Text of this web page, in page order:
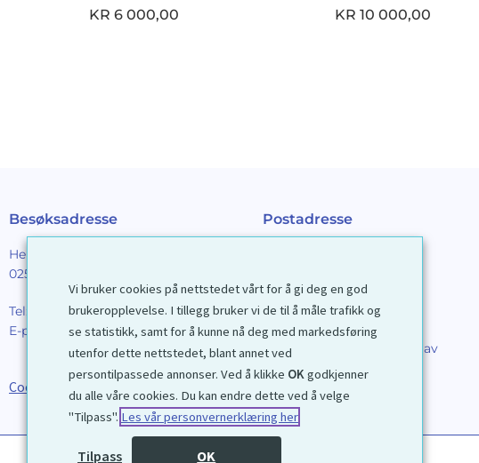
KR 6 000,00 KR 10 000,00
Besøksadresse
Henrik Ibsens gt. 90
0255 Oslo
Tel:
22 44 85 86
E-post:
galleri@d40.no
Cookies
Postadresse
0201 Oslo
Mobilnummer til sporing av
forsendelser: 91924069
Vi bruker cookies på nettstedet vårt for å gi deg en god
brukeropplevelse. I tillegg bruker vi de til å måle trafikk og
se statistikk, samt for å kunne nå deg med markedsføring
utenfor dette nettstedet, blant annet ved
persontilpassede annonser. Ved å klikke OKgodkjenner
du alle våre cookies. Du kan endre dette ved å velge
"Tilpass". Les vår personvernerklæring her
Tilpass OK